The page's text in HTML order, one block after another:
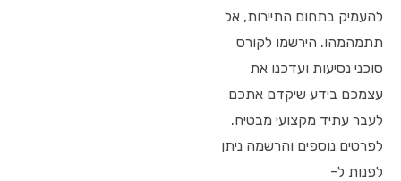
להעמיק בתחום התיירות, אל
תתמהמהו. הירשמו לקורס
סוכני נסיעות ועדכנו את
עצמכם בידע שיקדם אתכם
לעבר עתיד מקצועי מבטיח.
לפרטים נוספים והרשמה ניתן
לפנות ל-